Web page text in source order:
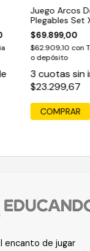
Juego Arcos
Plegables Set
Pelota
$69.899,00
$62.909,10 con
o depósito
3 cuotas sin
$23.299,67
COMPRAR
encanto de jugar